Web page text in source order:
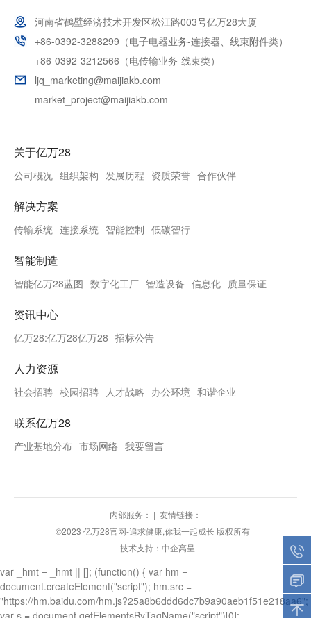
河南省鹤壁经济技术开发区松江路003号亿万28大厦
+86-0392-3288299（电子电器业务-连接器、线束附件类）
+86-0392-3212566（电传输业务-线束类）
ljq_marketing@maijiakb.com
market_project@maijiakb.com
关于亿万28
公司概况 组织架构 发展历程 资质荣誉 合作伙伴
解决方案
传输系统 连接系统 智能控制 低碳智行
智能制造
智能亿万28蓝图 数字化工厂 智造设备 信息化 质量保证
资讯中心
亿万28:亿万28亿万28 招标公告
人力资源
社会招聘 校园招聘 人才战略 办公环境 和谐企业
联系亿万28
产业基地分布 市场网络 我要留言
内部服务： | 友情链接：
©2023 亿万28官网-追求健康,你我一起成长 版权所有
技术支持：中企高呈
var _hmt = _hmt || []; (function() { var hm =
document.createElement("script"); hm.src =
"https://hm.baidu.com/hm.js?25a8b6ddd6dc7b9a90aeb1f51e218aa6";
var s = document.getElementsByTagName("script")[0];